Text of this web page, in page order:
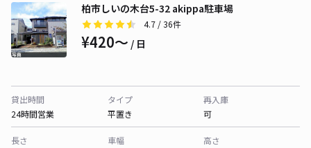
柏市しいの木台5-32 akippa駐車場
4.7 / 36件
¥420〜 / 日
貸出時間
24時間営業
タイプ
平置き
再入庫
可
長さ
車幅
高さ